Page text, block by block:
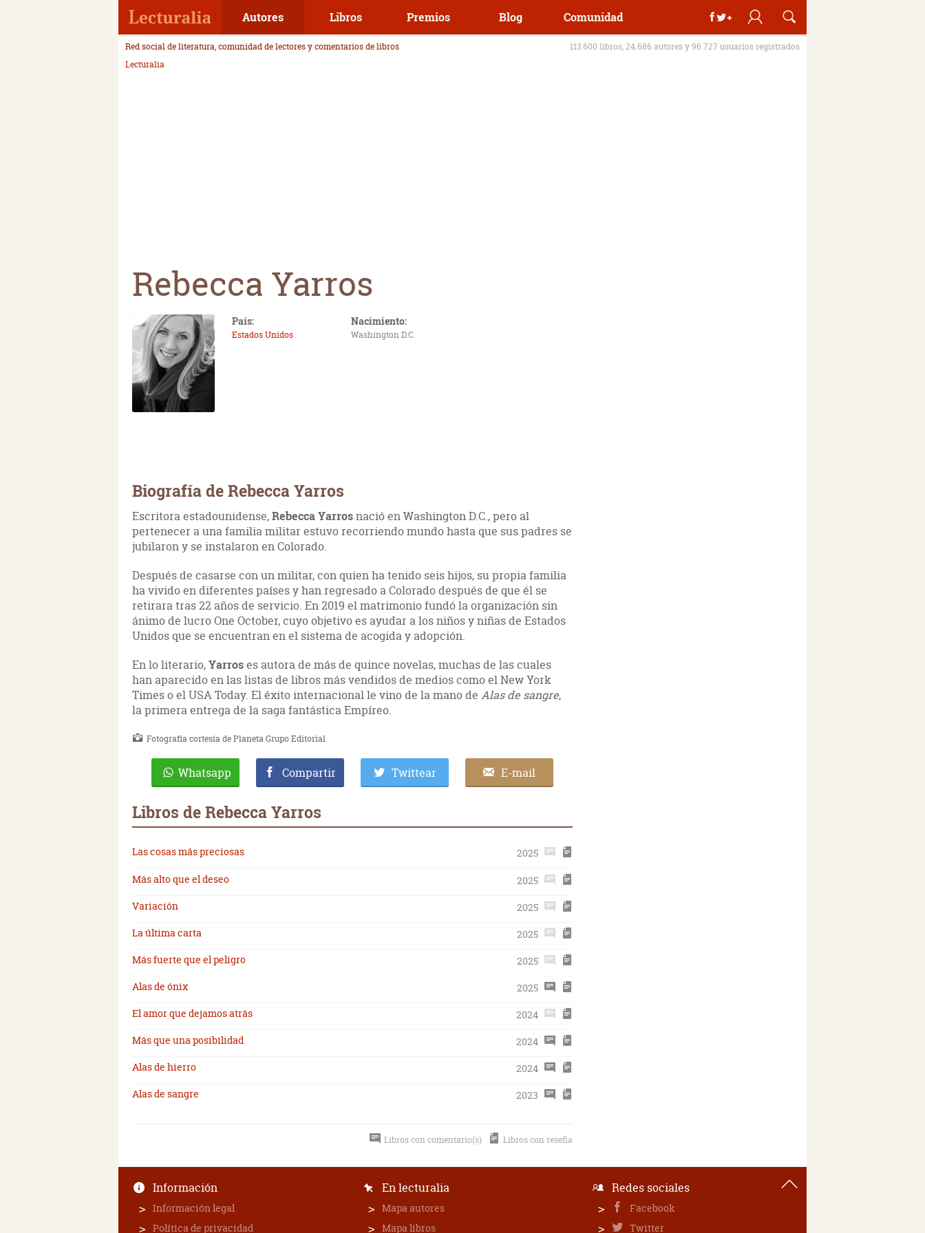
Autores Libros Premios Blog Comunidad
Red social de literatura, comunidad de lectores y comentarios de libros
113.600 libros, 24.686 autores y 96.727 usuarios registrados
Lecturalia
Rebecca Yarros
País:
Estados Unidos
Nacimiento:
Washington D.C.
Biografía de Rebecca Yarros
Escritora estadounidense,Rebecca Yarrosnació en Washington D.C., pero al
pertenecer a una familia militar estuvo recorriendo mundo hasta que sus padres se
jubilaron y se instalaron en Colorado.
Después de casarse con un militar, con quien ha tenido seis hijos, su propia familia
ha vivido en diferentes países y han regresado a Colorado después de que él se
retirara tras 22 años de servicio. En 2019 el matrimonio fundó la organización sin
ánimo de lucro One October, cuyo objetivo es ayudar a los niños y niñas de Estados
Unidos que se encuentran en el sistema de acogida y adopción.
En lo literario,Yarroses autora de más de quince novelas, muchas de las cuales
han aparecido en las listas de libros más vendidos de medios como el New York
Times o el USA Today. El éxito internacional le vino de la mano de Alas de sangre,
la primera entrega de la saga fantástica Empíreo.
Fotografía cortesía de Planeta Grupo Editorial
Whatsapp Compartir Twittear E-mail
Libros de Rebecca Yarros
Las cosas más preciosas
2025
Más alto que el deseo
2025
Variación
2025
La última carta
2025
Más fuerte que el peligro
2025
Alas de ónix
2025
El amor que dejamos atrás
2024
Más que una posibilidad
2024
Alas de hierro
2024
Alas de sangre
2023
Libros con comentario(s) Libros con reseña
Información
Información legal
Política de privacidad
En lecturalia
Mapa autores
Mapa libros
Redes sociales
Facebook
Twitter